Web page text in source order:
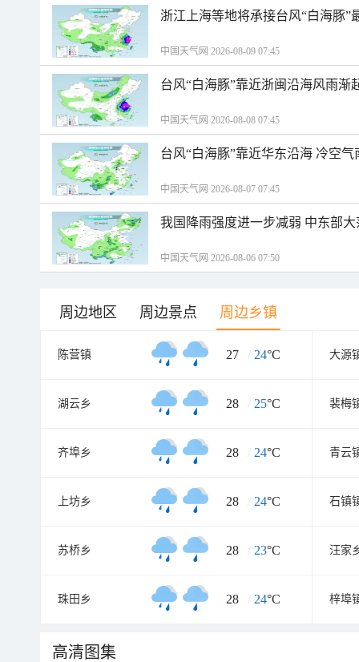
浙江上海等地将承接台风“白海豚”
中国天气网 2026-08-09 07:45
台风“白海豚”靠近浙闽沿海风雨渐
中国天气网 2026-08-08 07:45
台风“白海豚”靠近华东沿海 冷空
中国天气网 2026-08-07 07:45
我国降雨强度进一步减弱 中东部
中国天气网 2026-08-06 07:50
周边地区 周边景点 周边乡镇
陈营镇 27 / 24°C 大源
湖云乡 28 / 25°C 裴梅
齐埠乡 28 / 24°C 青云
上坊乡 28 / 24°C 石镇
苏桥乡 28 / 23°C 汪家
珠田乡 28 / 24°C 梓埠
高清图集